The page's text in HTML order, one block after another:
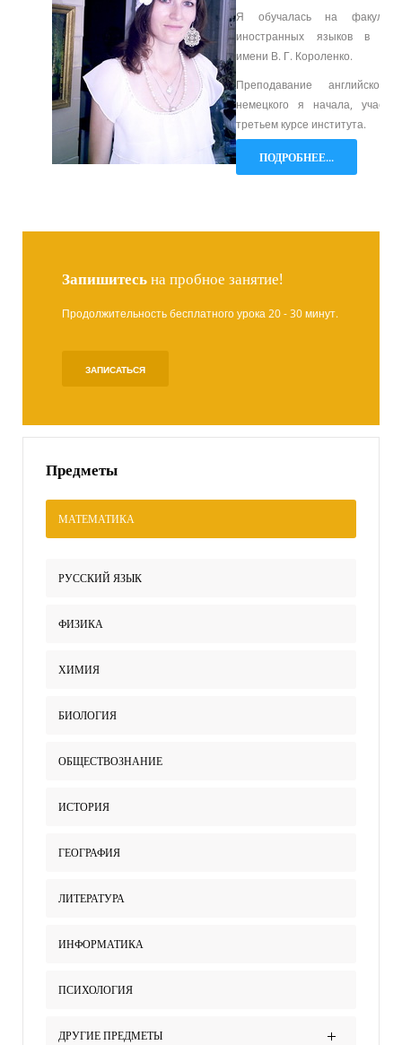
Я обучалась на
иностранных языков в
имени В. Г. Короленко.
Преподавание
немецкого я начала, учась
третьем курсе института.
ПОДРОБНЕЕ...
Запишитесьна пробное занятие!
Продолжительность бесплатного урока 20 - 30 минут.
ЗАПИСАТЬСЯ
Предметы
МАТЕМАТИКА
РУССКИЙ ЯЗЫК
ФИЗИКА
ХИМИЯ
БИОЛОГИЯ
ОБЩЕСТВОЗНАНИЕ
ИСТОРИЯ
ГЕОГРАФИЯ
ЛИТЕРАТУРА
ИНФОРМАТИКА
ПСИХОЛОГИЯ
ДРУГИЕ ПРЕДМЕТЫ